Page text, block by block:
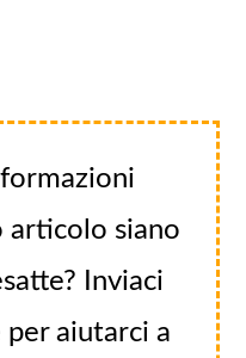
articolo siano
Inviaci
per aiutarci a